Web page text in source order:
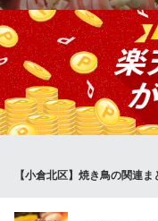
ジューシーな豚肉と新鮮
い食べ過ぎてしまう美味
焼き上げます。レタス巻
ずらベーコンもご用意。
是非ご堪能下さい♪
全品食べ放題/喫煙可
福岡県北九州市小倉北区魚町
【小倉北区】焼き鳥の関連ま